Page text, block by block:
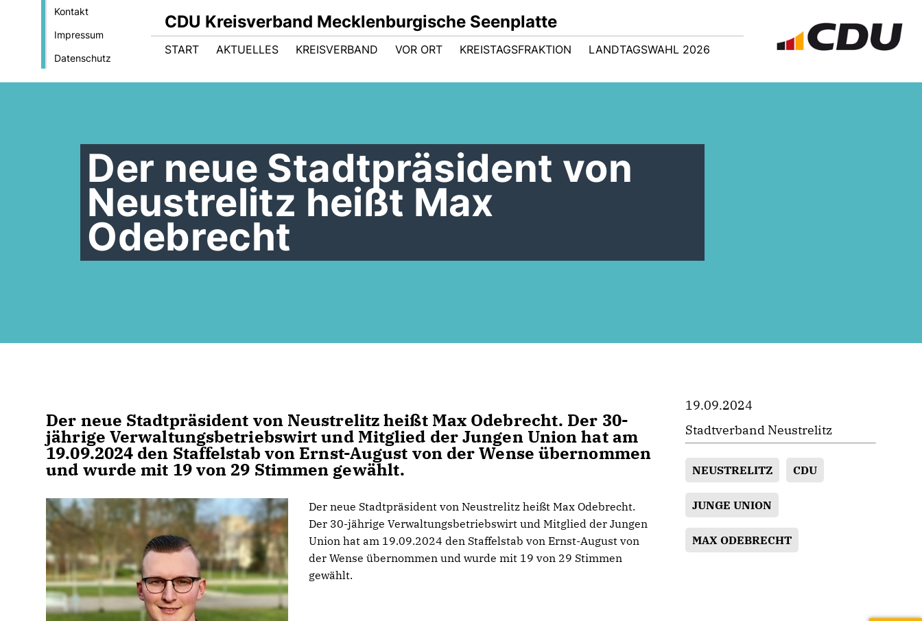
Kontakt
Impressum
Datenschutz
CDU Kreisverband Mecklenburgische Seenplatte
START AKTUELLES KREISVERBAND VOR ORT KREISTAGSFRAKTION LANDTAGSWAHL 2026
Der neue Stadtpräsident von
Neustrelitz heißt Max
Odebrecht
Der neue Stadtpräsident von Neustrelitz heißt Max Odebrecht. Der 30-
jährige Verwaltungsbetriebswirt und Mitglied der Jungen Union hat am
19.09.2024 den Staffelstab von Ernst-August von der Wense übernommen
und wurde mit 19 von 29 Stimmen gewählt.
Der neue Stadtpräsident von Neustrelitz heißt Max Odebrecht.
Der 30-jährige Verwaltungsbetriebswirt und Mitglied der Jungen
Union hat am 19.09.2024 den Staffelstab von Ernst-August von
der Wense übernommen und wurde mit 19 von 29 Stimmen
gewählt.
19.09.2024
Stadtverband Neustrelitz
NEUSTRELITZ CDU
JUNGE UNION
MAX ODEBRECHT